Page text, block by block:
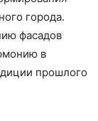
города.
фасадов
в
прошлого